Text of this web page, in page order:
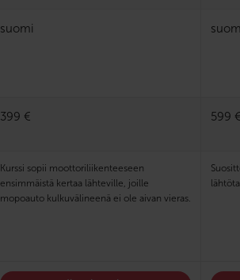
suomi
399 € 599 €
Kurssi sopii moottoriliikenteeseen
ensimmäistä kertaa lähteville, joille
mopoauto kulkuvälineenä ei ole aivan vieras.